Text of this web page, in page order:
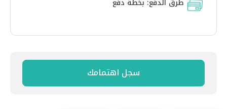
سجل اهتمامك